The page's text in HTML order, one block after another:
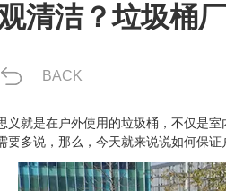
清洁？垃圾桶
BACK
义就是在户外使用的垃圾桶，不仅是
要多说，那么，今天就来说说如何保证